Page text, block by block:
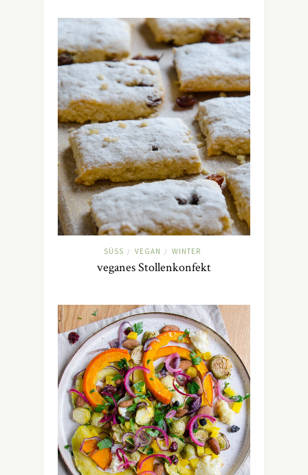
SÜSS / VEGAN / WINTER
veganes Stollenkonfekt